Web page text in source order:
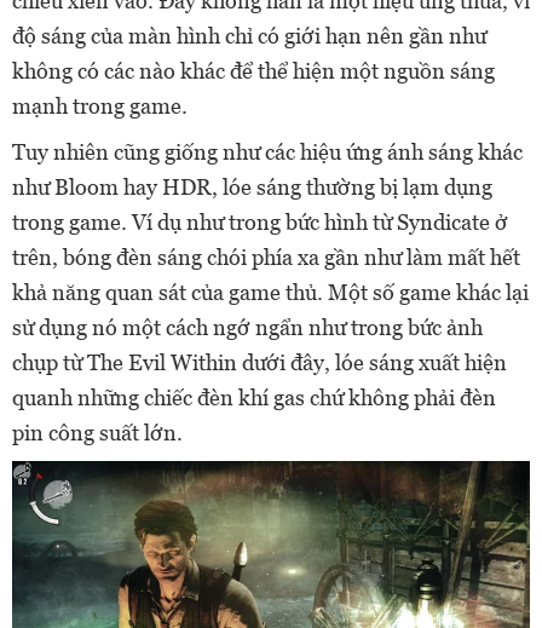
độ sáng của màn hình chỉ có giới hạn nên gần như
không có các nào khác để thể hiện một nguồn sáng
mạnh trong game.
Tuy nhiên cũng giống như các hiệu ứng ánh sáng khác
như Bloom hay HDR, lóe sáng thường bị lạm dụng
trong game. Ví dụ như trong bức hình từ Syndicate ở
trên, bóng đèn sáng chói phía xa gần như làm mất hết
khả năng quan sát của game thủ. Một số game khác lại
sử dụng nó một cách ngớ ngẩn như trong bức ảnh
chụp từ The Evil Within dưới đây, lóe sáng xuất hiện
quanh những chiếc đèn khí gas chứ không phải đèn
pin công suất lớn.